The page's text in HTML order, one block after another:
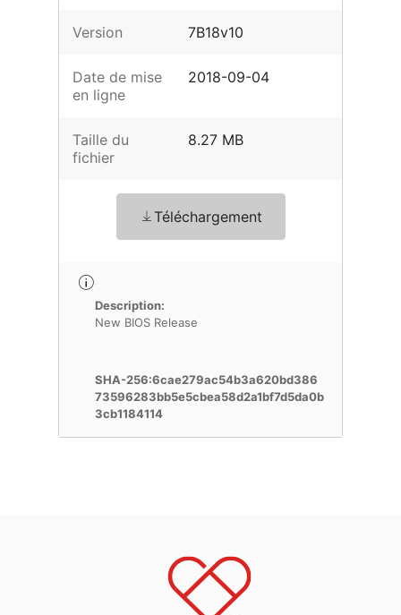
Version 7B18v10
Date de mise
en ligne
2018-09-04
Taille du
fichier
8.27 MB
Téléchargement
Description:
New BIOS Release
SHA-256:6cae279ac54b3a620bd386
73596283bb5e5cbea58d2a1bf7d5da0b
3cb1184114